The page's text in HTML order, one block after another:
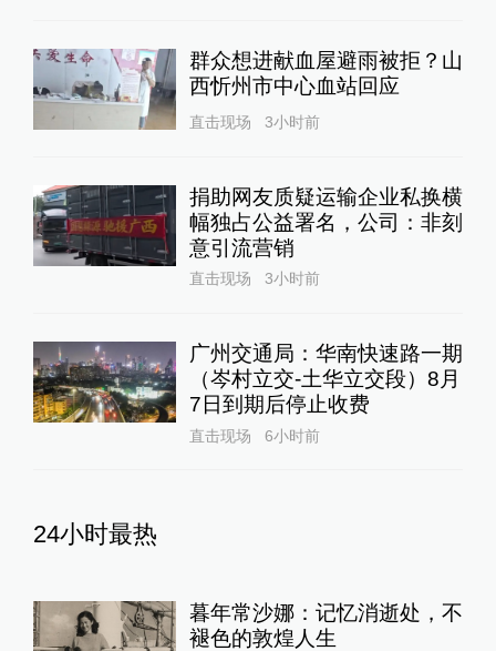
群众想进献血屋避雨被拒？山
西忻州市中心血站回应
直击现场 3小时前
捐助网友质疑运输企业私换横
幅独占公益署名，公司：非刻
意引流营销
直击现场 3小时前
广州交通局：华南快速路一期
（岑村立交-土华立交段）8月
7日到期后停止收费
直击现场 6小时前
24小时最热
暮年常沙娜：记忆消逝处，不
褪色的敦煌人生